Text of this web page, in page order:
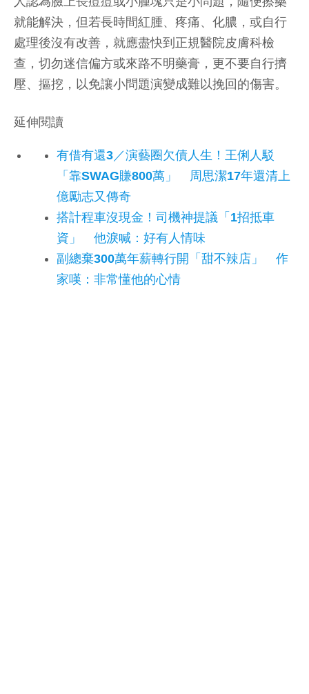
就能解決，但若長時間紅腫、疼痛、化膿，或自行
處理後沒有改善，就應盡快到正規醫院皮膚科檢
查，切勿迷信偏方或來路不明藥膏，更不要自行擠
壓、摳挖，以免讓小問題演變成難以挽回的傷害。
延伸閱讀
有借有還3／演藝圈欠債人生！王俐人駁
「靠SWAG賺800萬」 周思潔17年還清上
億勵志又傳奇
搭計程車沒現金！司機神提議「1招抵車
資」 他淚喊：好有人情味
副總棄300萬年薪轉行開「甜不辣店」 作
家嘆：非常懂他的心情